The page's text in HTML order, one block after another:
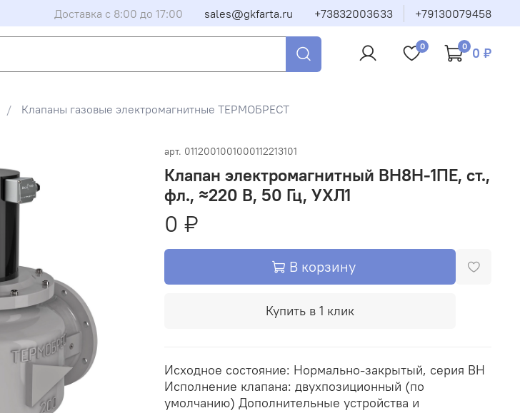
Доставка с 8:00 до 17:00 sales@gkfarta.ru +73832003633 +79130079458
0 0 0 ₽
Клапаны газовые электромагнитные ТЕРМОБРЕСТ
арт. 0112001001000112213101
Клапан электромагнитный ВН8Н-1ПЕ, ст.,
фл., ≈220 В, 50 Гц, УХЛ1
0 ₽
В корзину
Купить в 1 клик
Исходное состояние: Нормально-закрытый, серия ВН
Исполнение клапана: двухпозиционный (по
умолчанию) Дополнительные устройства и